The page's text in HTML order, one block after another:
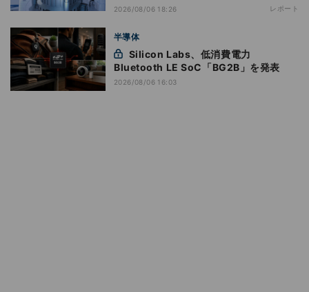
2026/08/06 18:26 レポート
半導体
Bluetooth LE SoC「BG2B」を発表
2026/08/06 16:03